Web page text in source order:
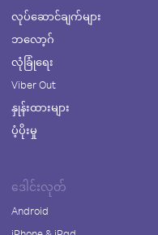
လုပ်ဆောင်ချက်များ
ဘလော့ဂ်
လုံခြုံရေး
Viber Out
နှုန်းထားများ
ပံ့ပိုးမှု
ဒေါင်းလုတ်
Android